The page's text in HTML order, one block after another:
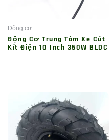
Động cơ
Động Cơ Trung Tâm Xe Cút
Kít Điện 10 Inch 350W BLDC